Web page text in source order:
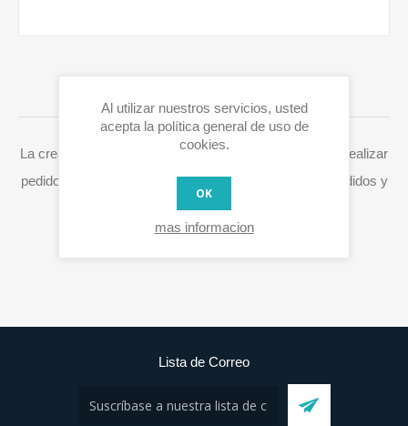
La creación de una cuenta en Eurox10.com le permite realizar
pedidos más rápidamente, acceder a su historial de pedidos y
procesar fácilmente RMAs y otras acciones.
Lista de Correo
Al utilizar nuestros servicios, usted
acepta la política general de uso de
cookies.
OK
mas informacion